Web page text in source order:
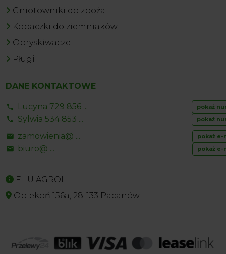
Gniotowniki do zboża
Kopaczki do ziemniaków
Opryskiwacze
Pługi
DANE KONTAKTOWE
Lucyna 729 856 ... pokaż
Sylwia 534 853 ... pokaż
zamowienia@ ... pokaż e-
biuro@ ... pokaż e-
FHU AGROL
Oblekoń 156a, 28-133 Pacanów